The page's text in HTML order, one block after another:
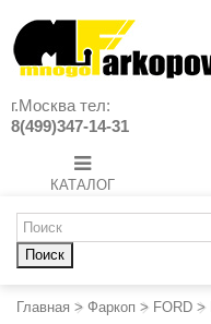
г.Москва тел:
8(499)347-14-31
КАТАЛОГ
Поиск
Главная > Фаркоп > FORD >